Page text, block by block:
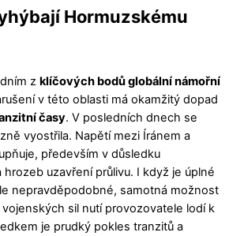
Hormuzskému
z klíčových bodů globální námořní
v této oblasti má okamžitý dopad
časy. V posledních dnech se
vyostřila. Napětí mezi Íránem a
především v důsledku
hrozeb uzavření průlivu. I když je úplné
nepravděpodobné, samotná možnost
sil nutí provozovatele lodí k
je prudký pokles tranzitů a